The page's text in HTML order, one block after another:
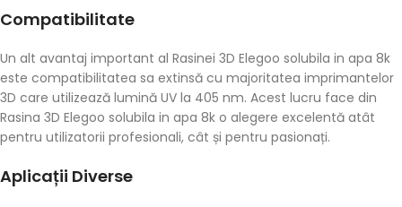
Compatibilitate
Un alt avantaj important al Rasinei 3D Elegoo solubila in apa 8k
este compatibilitatea sa extinsă cu majoritatea imprimantelor
3D care utilizează lumină UV la 405 nm. Acest lucru face din
Rasina 3D Elegoo solubila in apa 8k o alegere excelentă atât
pentru utilizatorii profesionali, cât și pentru pasionați.
Aplicații Diverse